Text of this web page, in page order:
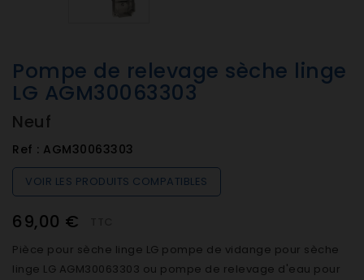
Pompe de relevage sèche linge
LG AGM30063303
Neuf
Ref : AGM30063303
VOIR LES PRODUITS COMPATIBLES
69,00 €
Pièce pour sèche linge LG pompe de vidange pour sèche
linge LG AGM30063303 ou pompe de relevage d'eau pour